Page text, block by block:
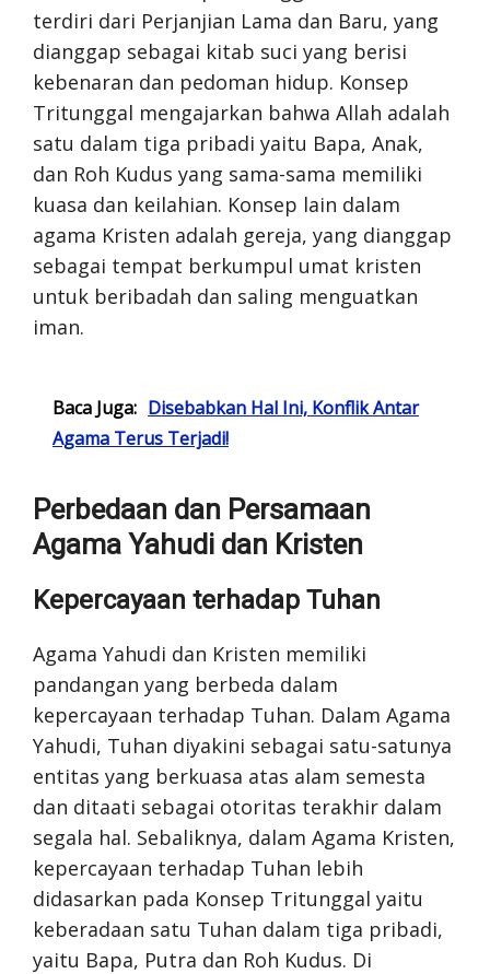
terdiri dari Perjanjian Lama dan Baru, yang
dianggap sebagai kitab suci yang berisi
kebenaran dan pedoman hidup. Konsep
Tritunggal mengajarkan bahwa Allah adalah
satu dalam tiga pribadi yaitu Bapa, Anak,
dan Roh Kudus yang sama-sama memiliki
kuasa dan keilahian. Konsep lain dalam
agama Kristen adalah gereja, yang dianggap
sebagai tempat berkumpul umat kristen
untuk beribadah dan saling menguatkan
iman.
Baca Juga: Disebabkan Hal Ini, Konflik Antar
Agama Terus Terjadi!
Perbedaan dan Persamaan
Agama Yahudi dan Kristen
Kepercayaan terhadap Tuhan
Agama Yahudi dan Kristen memiliki
pandangan yang berbeda dalam
kepercayaan terhadap Tuhan. Dalam Agama
Yahudi, Tuhan diyakini sebagai satu-satunya
entitas yang berkuasa atas alam semesta
dan ditaati sebagai otoritas terakhir dalam
segala hal. Sebaliknya, dalam Agama Kristen,
kepercayaan terhadap Tuhan lebih
didasarkan pada Konsep Tritunggal yaitu
keberadaan satu Tuhan dalam tiga pribadi,
yaitu Bapa, Putra dan Roh Kudus. Di